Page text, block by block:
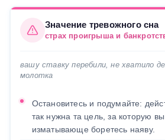
Значение тревожного сна
страх проигрыша и
вашу ставку перебили, не хватило
молотка
Остановитесь и подумайте:
так нужна та цель, за которую
изматывающе боретесь наяву.